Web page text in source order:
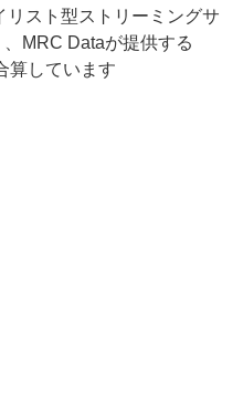
リスト型ストリーミングサ
MRC Dataが提供する
算しています